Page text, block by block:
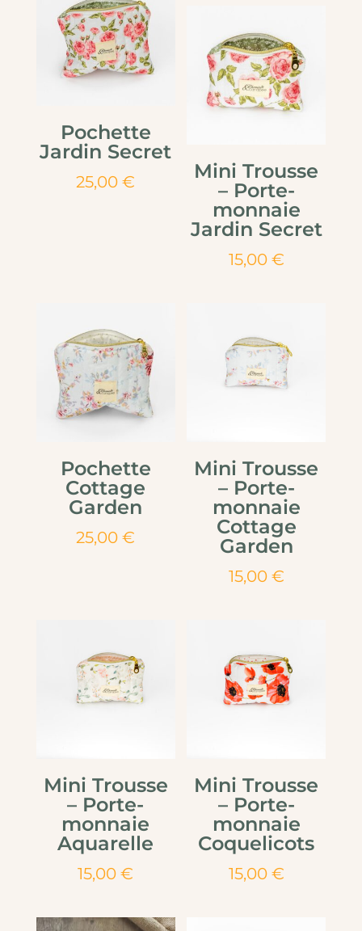
Pochette
Jardin Secret
25,00€
Mini Trousse
– Porte-
monnaie
Jardin Secret
15,00 €
Pochette
Cottage
Garden
25,00€
Mini Trousse
– Porte-
monnaie
Cottage
Garden
15,00 €
Mini Trousse
– Porte-
monnaie
Aquarelle
15,00€
Mini Trousse
– Porte-
monnaie
Coquelicots
15,00 €